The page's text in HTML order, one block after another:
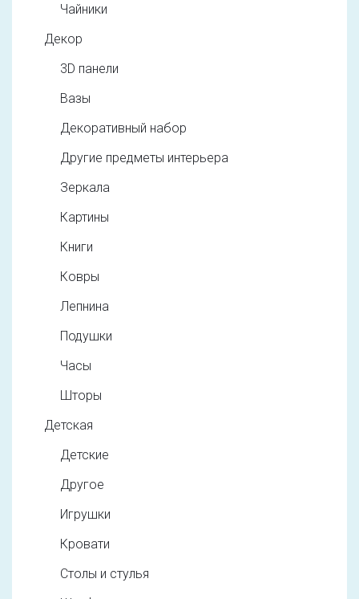
Чайники
Декор
3D панели
Вазы
Декоративный набор
Другие предметы интерьера
Зеркала
Картины
Книги
Ковры
Лепнина
Подушки
Часы
Шторы
Детская
Детские
Другое
Игрушки
Кровати
Столы и стулья